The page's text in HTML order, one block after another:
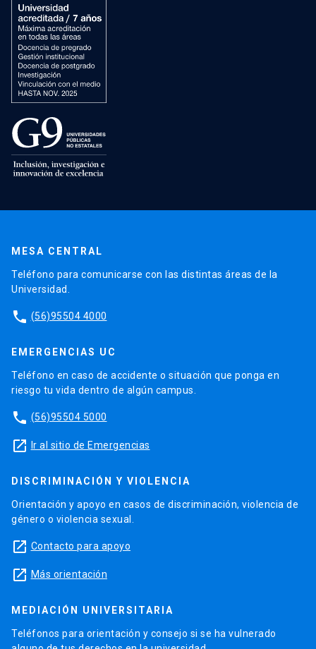
MESA CENTRAL
Teléfono para comunicarse con las distintas áreas de la
Universidad.
phone (56)95504 4000
EMERGENCIAS UC
Teléfono en caso de accidente o situación que ponga en
riesgo tu vida dentro de algún campus.
phone (56)95504 5000
launch Ir al sitio de Emergencias
DISCRIMINACIÓN Y VIOLENCIA
Orientación y apoyo en casos de discriminación, violencia de
género o violencia sexual.
launch Contacto para apoyo
launch Más orientación
MEDIACIÓN UNIVERSITARIA
Teléfonos para orientación y consejo si se ha vulnerado